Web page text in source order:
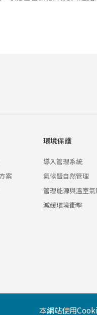
本網站使用
案
環境保護
導入管理系統
氣候暨自然管理
管理能源與溫室
減緩環境衝擊